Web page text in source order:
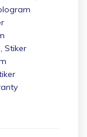
, Stiker